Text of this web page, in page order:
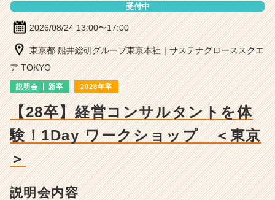
ン
サ
ィ
グ
の
説
受付中
2026/08/24 13:00〜17:00
東京都 船井総研グループ東京本社｜サステナグローススクエ
ア TOKYO
説明会 新卒 2028年卒
【28卒】経営コンサルタントを体
験！1Day ワークショップ ＜東京
＞
説明会内容